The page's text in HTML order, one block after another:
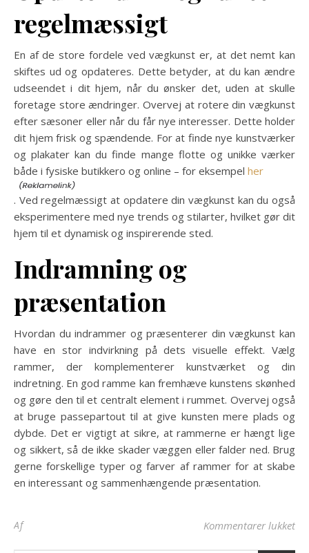
regelmæssigt
En af de store fordele ved vægkunst er, at det nemt kan
skiftes ud og opdateres. Dette betyder, at du kan ændre
udseendet i dit hjem, når du ønsker det, uden at skulle
foretage store ændringer. Overvej at rotere din vægkunst
efter sæsoner eller når du får nye interesser. Dette holder
dit hjem frisk og spændende. For at finde nye kunstværker
og plakater kan du finde mange flotte og unikke værker
både i fysiske butikkero og online – for eksempel her
. Ved regelmæssigt at opdatere din vægkunst kan du også
eksperimentere med nye trends og stilarter, hvilket gør dit
hjem til et dynamisk og inspirerende sted.
Indramning og
præsentation
Hvordan du indrammer og præsenterer din vægkunst kan
have en stor indvirkning på dets visuelle effekt. Vælg
rammer, der komplementerer kunstværket og din
indretning. En god ramme kan fremhæve kunstens skønhed
og gøre den til et centralt element i rummet. Overvej også
at bruge passepartout til at give kunsten mere plads og
dybde. Det er vigtigt at sikre, at rammerne er hængt lige
og sikkert, så de ikke skader væggen eller falder ned. Brug
gerne forskellige typer og farver af rammer for at skabe
en interessant og sammenhængende præsentation.
Af Kommentarer lukkettil